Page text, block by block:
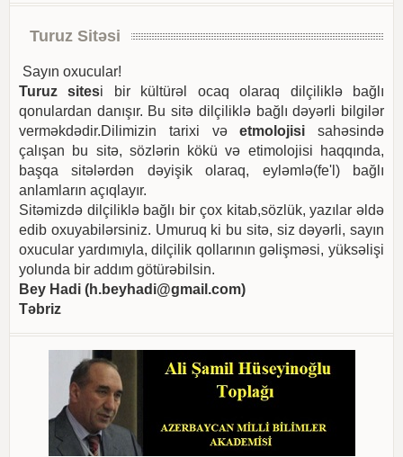
Turuz Sitəsi
Sayın oxucular!
Turuz sitesi bir kültürəl ocaq olaraq dilçiliklə bağlı
qonulardan danışır. Bu sitə dilçiliklə bağlı dəyərli bilgilər
verməkdədir.Dilimizin tarixi vəetmolojisi sahəsində
çalışan bu sitə, sözlərin kökü və etimolojisi haqqında,
başqa sitələrdən dəyişik olaraq, eyləmlə(fe'l) bağlı
anlamların açıqlayır.
Sitəmizdə dilçiliklə bağlı bir çox kitab,sözlük, yazılar əldə
edib oxuyabilərsiniz. Umuruq ki bu sitə, siz dəyərli, sayın
oxucular yardımıyla, dilçilik qollarının gəlişməsi, yüksəlişi
yolunda bir addım götürəbilsin.
Bey Hadi (h.beyhadi@gmail.com)
Təbriz